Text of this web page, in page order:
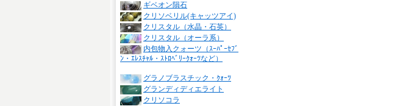
ギベオン隕石
クリソベリル(キャッツアイ)
クリスタル（水晶・石英）
クリスタル（オーラ系）
内包物入クォーツ（ｽｰﾊﾟｰｾﾌﾞ
ﾝ・ｴﾚｽﾁｬﾙ・ｽﾄﾛﾍﾞﾘｰｸｫｰﾂなど）
グラノブラスチック・ｸｫｰﾂ
グランディディエライト
クリソコラ